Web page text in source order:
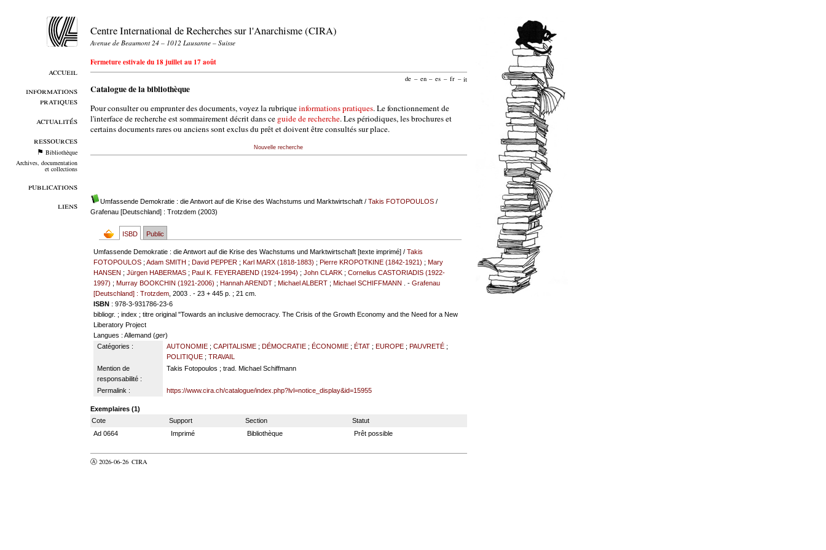
accueil
informations
pratiques
actualités
ressources
Bibliothèque
Archives, documentation
et collections
publications
liens
Centre International de Recherches sur l'Anarchisme (CIRA)
Avenue de Beaumont 24 – 1012 Lausanne – Suisse
Fermeture estivale du 18 juillet au 17 août
de – en – es – fr – it
Catalogue de la bibliothèque
Pour consulter ou emprunter des documents, voyez la rubriqueinformations pratiques. Le fonctionnement de
l'interface de recherche est sommairement décrit dans ce guide de recherche. Les périodiques, les brochures et
certains documents rares ou anciens sont exclus du prêt et doivent être consultés sur place.
Nouvelle recherche
Umfassende Demokratie : die Antwort auf die Krise des Wachstums und Marktwirtschaft/ Takis FOTOPOULOS/
Grafenau [Deutschland] : Trotzdem (2003)
ISBD Public
Umfassende Demokratie : die Antwort auf die Krise des Wachstums und Marktwirtschaft [texte imprimé] /Takis
FOTOPOULOS ;Adam SMITH ;David PEPPER ;Karl MARX (1818-1883) ;Pierre KROPOTKINE (1842-1921) ;Mary
HANSEN ;Jürgen HABERMAS ;Paul K. FEYERABEND (1924-1994) ;John CLARK ;Cornelius CASTORIADIS (1922-
1997) ;Murray BOOKCHIN (1921-2006) ;Hannah ARENDT ;Michael ALBERT ;Michael SCHIFFMANN . -Grafenau
[Deutschland] : Trotzdem , 2003 . - 23 + 445 p. ; 21 cm.
ISBN : 978-3-931786-23-6
bibliogr. ; index ; titre original "Towards an inclusive democracy. The Crisis of the Growth Economy and the Need for a New
Liberatory Project
Langues : Allemand (ger)
Catégories :
AUTONOMIE; CAPITALISME; DÉMOCRATIE; ÉCONOMIE; ÉTAT; EUROPE; PAUVRETÉ;
POLITIQUE; TRAVAIL
Mention de
responsabilité :
Takis Fotopoulos ; trad. Michael Schiffmann
Permalink : https://www.cira.ch/catalogue/index.php?lvl=notice_display&id=15955
Exemplaires (1)
Cote
Support Section
Statut
Ad 0664
Imprimé Bibliothèque Prêt possible
Ⓐ 2026-06-26 CIRA